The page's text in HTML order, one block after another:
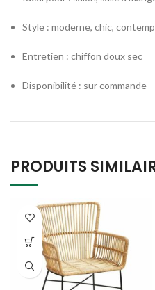
Style : moderne, chic,
Entretien : chiffon doux sec
Disponibilité : sur commande
PRODUITS